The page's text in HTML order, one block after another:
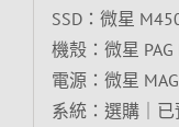
SSD：微星
機殼：微星
電源：微星
系統：選購｜